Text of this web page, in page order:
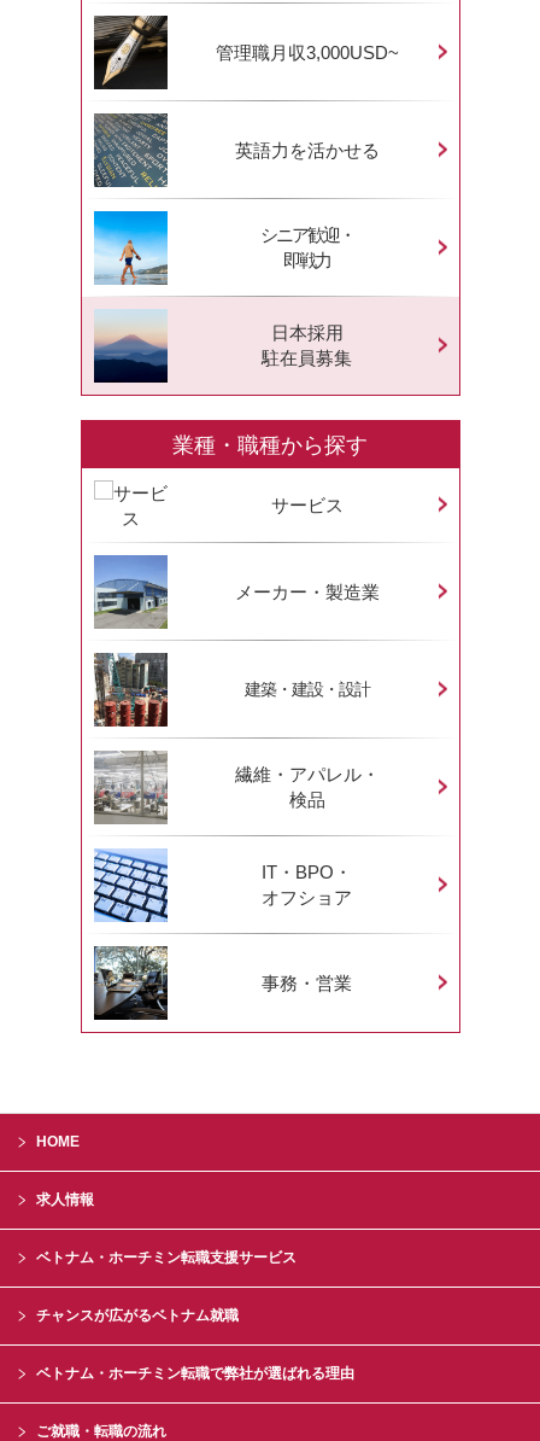
管理職月収3,000USD~
英語力を活かせる
シニア歓迎・
即戦力
日本採用
駐在員募集
業種・職種から探す
サービス
メーカー・製造業
建築・建設・設計
繊維・アパレル・
検品
IT・BPO・
オフショア
事務・営業
HOME
求人情報
ベトナム・ホーチミン転職支援サービス
チャンスが広がるベトナム就職
ベトナム・ホーチミン転職で弊社が選ばれる理由
ご就職・転職の流れ